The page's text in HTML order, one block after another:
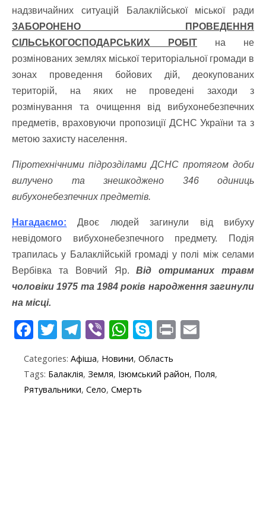
надзвичайних ситуацій Балаклійської міської ради
ЗАБОРОНЕНО ПРОВЕДЕННЯ
СІЛЬСЬКОГОСПОДАРСЬКИХ РОБІТ на не
розмінованих землях міської територіальної громади в
зонах проведення бойових дій, деокупованих
територій, на яких не проведені заходи з
розмінування та очищення від вибухонебезпечних
предметів, враховуючи пропозиції ДСНС України та з
метою захисту населення.
Піротехнічними підрозділами ДСНС протягом доби
вилучено та знешкоджено 346 одиниць
вибухонебезпечних предметів.
Нагадаємо: Двоє людей загинули від вибуху
невідомого вибухонебезпечного предмету. Подія
трапилась у Балаклійській громаді у полі між селами
Вербівка та Вовчий Яр.Від отриманих травм
чоловіки 1975 та 1984 років народження загинули
на місці.
F
e
b
T
itt
er
T
e
gr
Vi
er
W
at
s
S
y
Pr
t ai
Categories: Афіша, Новини, Область
Tags: Балаклія, Земля, Ізюмський район, Поля,
Рятувальники, Село, Смерть